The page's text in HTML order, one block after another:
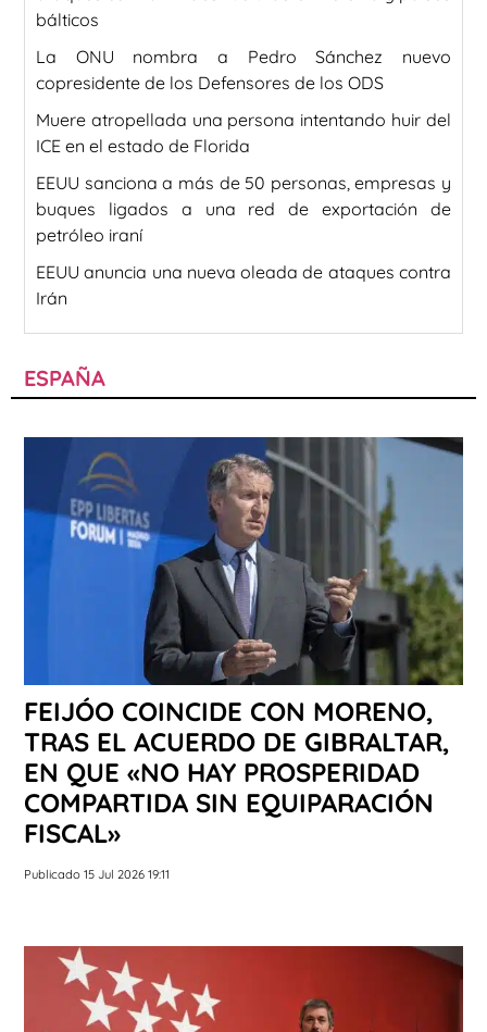
bálticos
La ONU nombra a Pedro Sánchez nuevo
copresidente de los Defensores de los ODS
Muere atropellada una persona intentando huir del
ICE en el estado de Florida
EEUU sanciona a más de 50 personas, empresas y
buques ligados a una red de exportación de
petróleo iraní
EEUU anuncia una nueva oleada de ataques contra
Irán
ESPAÑA
FEIJÓO COINCIDE CON MORENO,
TRAS EL ACUERDO DE GIBRALTAR,
EN QUE «NO HAY PROSPERIDAD
COMPARTIDA SIN EQUIPARACIÓN
FISCAL»
Publicado 15 Jul 2026 19:11